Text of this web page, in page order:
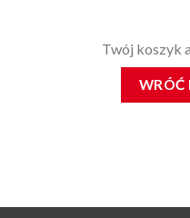
Twój koszyk
WRÓĆ